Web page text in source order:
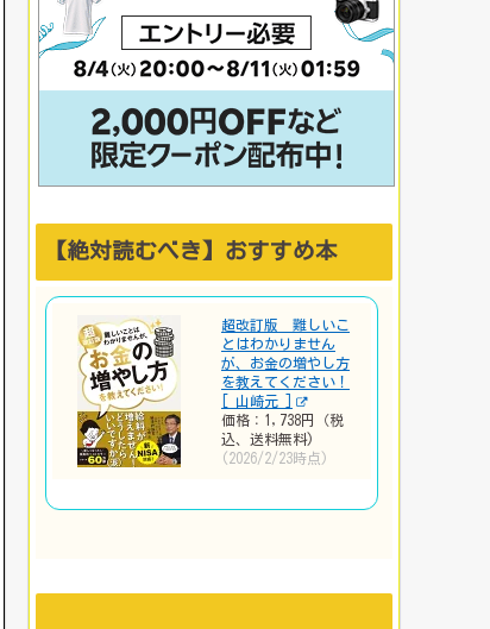
【絶対読むべき】おすすめ本
超改訂版 難しいこ
とはわかりません
が、お金の増やし方
を教えてください！
[ 山崎元 ]
価格：1,738円（税
込、送料無料)
(2026/2/23時点)